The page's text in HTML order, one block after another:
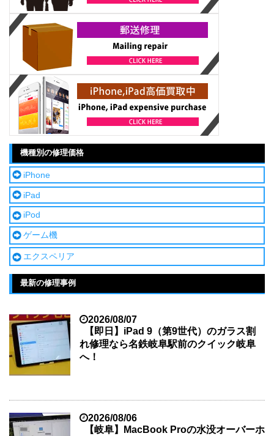
機種別の修理価格
iPhone
iPad
iPod
ゲーム機
エクスペリア
最新の修理事例
2026/08/07
【即日】iPad 9（第9世代）のガラス割
れ修理なら名鉄岐阜駅前のクイック岐阜
へ！
2026/08/06
【岐阜】MacBook Proの水没オーバーホ